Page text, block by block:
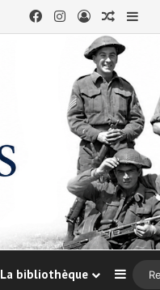
Facebook
InstagramConnexion
Article
La bibliothèque